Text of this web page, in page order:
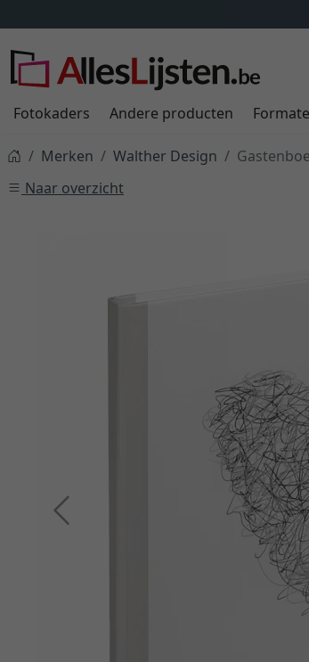
Fotokaders Andere producten
Merken Walther Design
Naar overzicht
Terug